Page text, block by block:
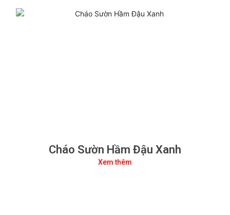
Cháo Sườn Hầm Đậu Xanh
Xem thêm